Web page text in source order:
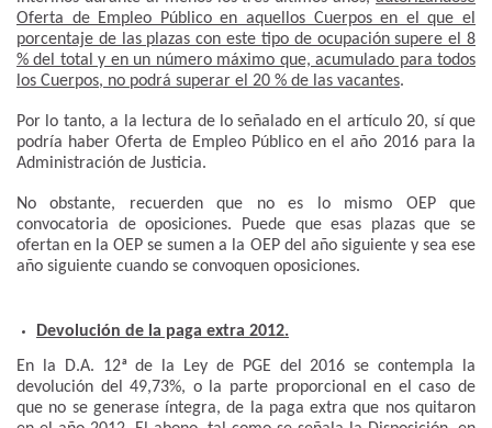
Oferta de Empleo Público en aquellos Cuerpos en el que el
porcentaje de las plazas con este tipo de ocupación supere el 8
% del total y en un número máximo que, acumulado para todos
los Cuerpos, no podrá superar el 20 % de las vacantes.
Por lo tanto, a la lectura de lo señalado en el artículo 20, sí que
podría haber Oferta de Empleo Público en el año 2016 para la
Administración de Justicia.
No obstante, recuerden que no es lo mismo OEP que
convocatoria de oposiciones. Puede que esas plazas que se
ofertan en la OEP se sumen a la OEP del año siguiente y sea ese
año siguiente cuando se convoquen oposiciones.
Devolución de la paga extra 2012.
En la D.A. 12ª de la Ley de PGE del 2016 se contempla la
devolución del 49,73%, o la parte proporcional en el caso de
que no se generase íntegra, de la paga extra que nos quitaron